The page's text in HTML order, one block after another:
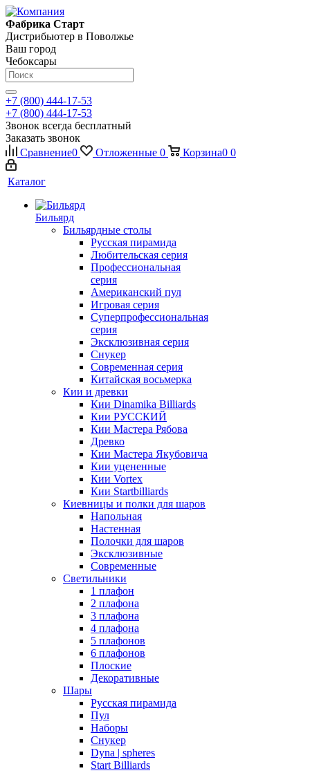
Фабрика Старт
Дистрибьютер в Поволжье
Ваш город
Чебоксары
+7 (800) 444-17-53
+7 (800) 444-17-53
Звонок всегда бесплатный
Заказать звонок
Сравнение0 Отложенные 0 Корзина0 0
Каталог
Бильярд
Бильярдные столы
Русская пирамида
Любительская серия
Профессиональная
серия
Американский пул
Игровая серия
Суперпрофессиональная
серия
Эксклюзивная серия
Снукер
Современная серия
Китайская восьмерка
Кии и древки
Кии Dinamika Billiards
Кии РУССКИЙ
Кии Мастера Рябова
Древко
Кии Мастера Якубовича
Кии уцененные
Кии Vortex
Кии Startbilliards
Киевницы и полки для шаров
Напольная
Настенная
Полочки для шаров
Эксклюзивные
Современные
Светильники
1 плафон
2 плафона
3 плафона
4 плафона
5 плафонов
6 плафонов
Плоские
Декоративные
Шары
Русская пирамида
Пул
Наборы
Снукер
Dyna | spheres
Start Billiards